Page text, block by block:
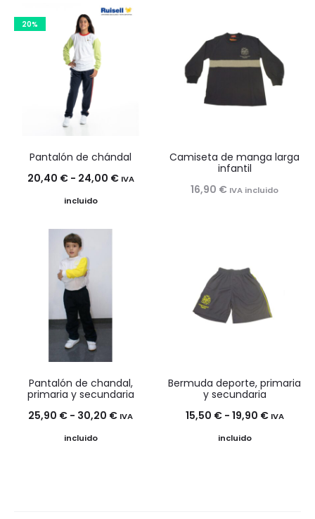
20%
Pantalón de chándal
20,40 € - 24,00 €Rango
IVA
incluido
Camiseta de manga larga
infantil
16,90 € IVA incluido
Pantalón de chandal,
primaria y secundaria
25,90 € - 30,20 €Rango
IVA
incluido
Bermuda deporte, primaria
y secundaria
15,50 € - 19,90 €Rango
IVA
incluido